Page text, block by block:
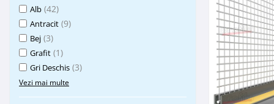
Colțare Protecție
Profile Baie
Placări Ceramice și din Piatră
Profile Dilatatie
Chituri de Rosturi
Distanțiere si Pene pentru Nivelare
Alb (42)
Antracit (9)
Bej (3)
Grafit (1)
Gri Deschis (3)
Vezi mai multe